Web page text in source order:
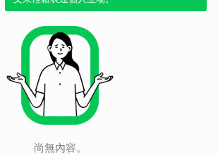
尚無內容。